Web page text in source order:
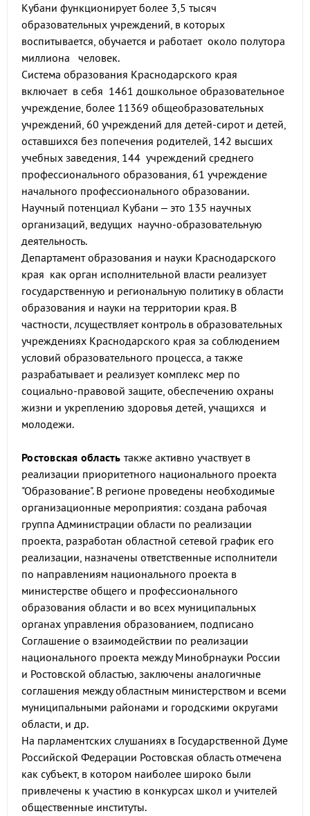
Кубани функционирует более 3,5 тысяч
образовательных учреждений, в которых
воспитывается, обучается и работает около полутора
миллиона человек.
Система образования Краснодарского края
включает в себя 1461 дошкольное образовательное
учреждение, более 11369 общеобразовательных
учреждений, 60 учреждений для детей-сирот и детей,
оставшихся без попечения родителей, 142 высших
учебных заведения, 144 учреждений среднего
профессионального образования, 61 учреждение
начального профессионального образовании.
Научный потенциал Кубани – это 135 научных
организаций, ведущих научно-образовательную
деятельность.
Департамент образования и науки Краснодарского
края как орган исполнительной власти реализует
государственную и региональную политику в области
образования и науки на территории края. В
частности, лсуществляет контроль в образовательных
учреждениях Краснодарского края за соблюдением
условий образовательного процесса, а также
разрабатывает и реализует комплекс мер по
социально-правовой защите, обеспечению охраны
жизни и укреплению здоровья детей, учащихся и
молодежи.
Ростовская область также активно участвует в
реализации приоритетного национального проекта
"Образование". В регионе проведены необходимые
организационные мероприятия: создана рабочая
группа Администрации области по реализации
проекта, разработан областной сетевой график его
реализации, назначены ответственные исполнители
по направлениям национального проекта в
министерстве общего и профессионального
образования области и во всех муниципальных
органах управления образованием, подписано
Соглашение о взаимодействии по реализации
национального проекта между Минобрнауки России
и Ростовской областью, заключены аналогичные
соглашения между областным министерством и всеми
муниципальными районами и городскими округами
области, и др.
На парламентских слушаниях в Государственной Думе
Российской Федерации Ростовская область отмечена
как субъект, в котором наиболее широко были
привлечены к участию в конкурсах школ и учителей
общественные институты.